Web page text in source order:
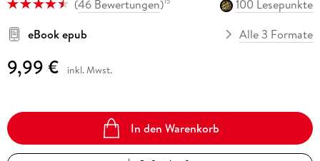
(46 Bewertungen)
100 Lesepunkte
eBook epub
Alle 3 Formate
9,99 € inkl. Mwst.
In den Warenkorb